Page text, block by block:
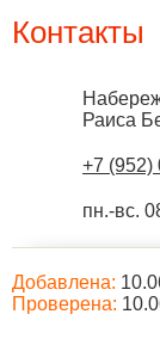
Контакты
Раиса
+7 (952)
пн.-вс.
Добавлена:
Проверена: